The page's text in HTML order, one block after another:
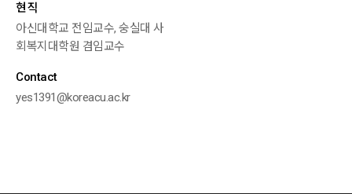
현직
아신대학교 전임교수, 숭실대 사
회복지대학원 겸임교수
Contact
yes1391@koreacu.ac.kr